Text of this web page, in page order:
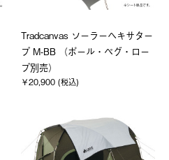
Tradcanvas ソーラーヘキサター
プ M-BB （ポール・ペグ・ロー
プ別売）
￥20,900 (税込)